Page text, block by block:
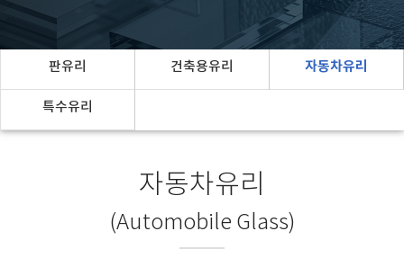
판유리 건축용유리 자동차유리
특수유리
자동차유리
(Automobile Glass)